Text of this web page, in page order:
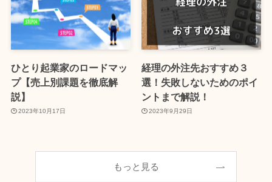
ひとり起業家のロードマッ
プ【売上別課題を徹底解
説】
2023年10月17日
経理の外注先おすすめ３
選！失敗しないためのポイ
ントまで解説！
2023年9月29日
もっと見る